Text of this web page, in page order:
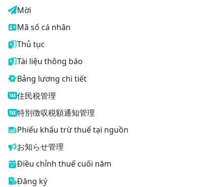
Mời
Mã số cá nhân
Thủ tục
Tài liệu thông báo
Bảng lương chi tiết
住民税管理
特別徴収税額通知管理
Phiếu khấu trừ thuế tại nguồn
お知らせ管理
Điều chỉnh thuế cuối năm
Đăng ký